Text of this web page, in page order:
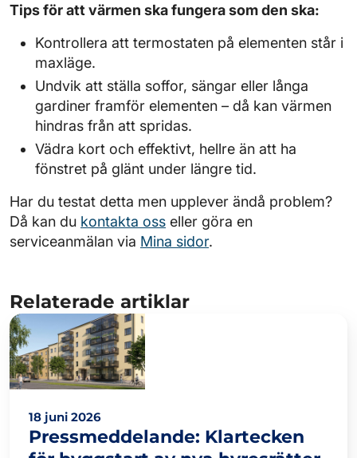
Tips för att värmen ska fungera som den ska:
Kontrollera att termostaten på elementen står i
maxläge.
Undvik att ställa soffor, sängar eller långa
gardiner framför elementen – då kan värmen
hindras från att spridas.
Vädra kort och effektivt, hellre än att ha
fönstret på glänt under längre tid.
Har du testat detta men upplever ändå problem?
Då kan du kontakta oss eller göra en
serviceanmälan via Mina sidor.
Relaterade artiklar
18 juni 2026
Pressmeddelande: Klartecken